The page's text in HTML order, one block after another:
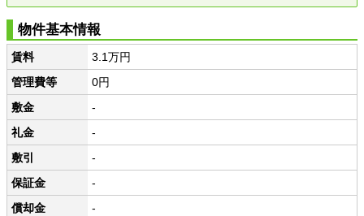
物件基本情報
賃料
3.1万円
管理費等
0円
敷金
-
礼金
-
敷引
-
保証金
-
償却金
-